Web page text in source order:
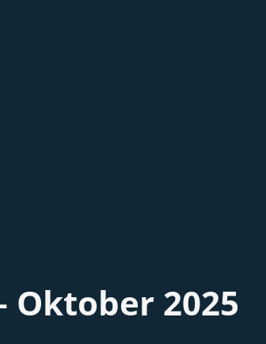
Oktober 2025